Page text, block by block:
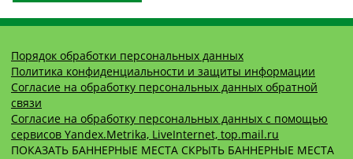
Порядок обработки персональных данных
Политика конфиденциальности и защиты информации
Согласие на обработку персональных данных обратной
связи
Согласие на обработку персональных данных с помощью
сервисов Yandex.Metrika, LiveInternet, top.mail.ru
ПОКАЗАТЬ БАННЕРНЫЕ МЕСТА СКРЫТЬ БАННЕРНЫЕ МЕСТА